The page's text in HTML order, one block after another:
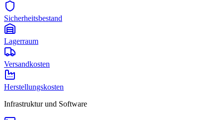
Sicherheitsbestand
Lagerraum
Versandkosten
Herstellungskosten
Infrastruktur und Software